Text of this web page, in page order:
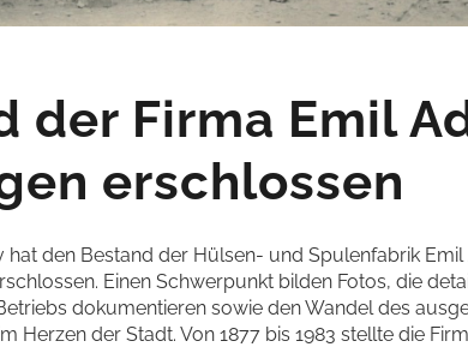
der Firma Emil
erschlossen
hat den Bestand der Hülsen- und Spulenfabrik
Einen Schwerpunkt bilden Fotos, die
dokumentieren sowie den Wandel des
Herzen der Stadt. Von 1877 bis 1983 stellte die